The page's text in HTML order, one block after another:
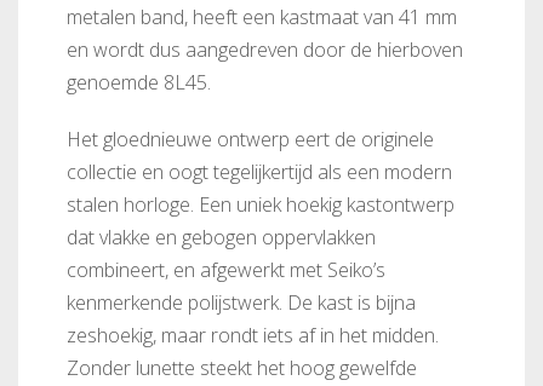
metalen band, heeft een kastmaat van 41 mm
en wordt dus aangedreven door de hierboven
genoemde 8L45.
Het gloednieuwe ontwerp eert de originele
collectie en oogt tegelijkertijd als een modern
stalen horloge. Een uniek hoekig kastontwerp
dat vlakke en gebogen oppervlakken
combineert, en afgewerkt met Seiko’s
kenmerkende polijstwerk. De kast is bijna
zeshoekig, maar rondt iets af in het midden.
Zonder lunette steekt het hoog gewelfde